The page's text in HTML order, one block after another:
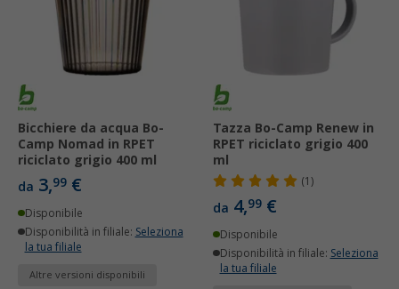
Bicchiere da acqua Bo-
Camp Nomad in RPET
riciclato grigio 400 ml
da 3,99 €
Disponibile
Disponibilità in filiale: Seleziona
la tua filiale
Altre versioni disponibili
Tazza Bo-Camp Renew in
RPET riciclato grigio 400
ml
(1)
da 4,99 €
Disponibile
Disponibilità in filiale: Seleziona
la tua filiale